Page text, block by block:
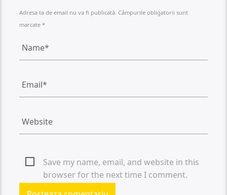
Adresa ta de email nu va fi publicată. Câmpurile obligatorii sunt
marcate *
Save my name, email, and website in this
browser for the next time I comment.